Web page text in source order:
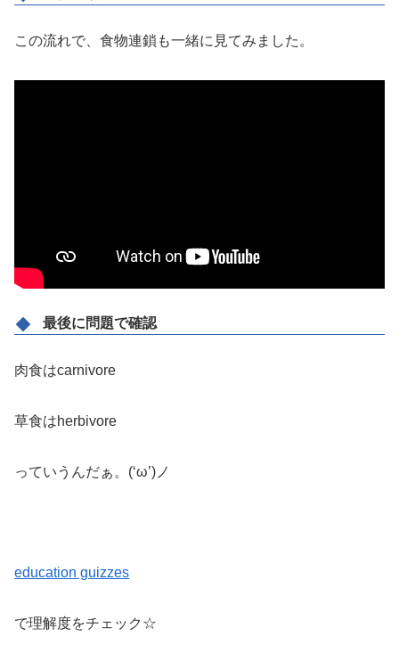
この流れで、食物連鎖も一緒に見てみました。
最後に問題で確認
肉食はcarnivore
草食はherbivore
っていうんだぁ。(‘ω’)ノ
education guizzes
で理解度をチェック☆